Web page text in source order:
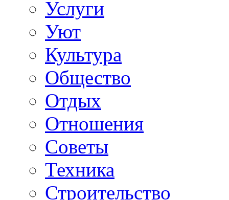
Услуги
Уют
Культура
Общество
Отдых
Отношения
Советы
Техника
Строительство